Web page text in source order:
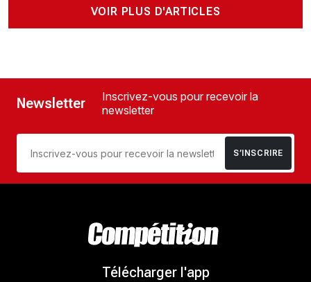
VOIR PLUS D'ARTICLES
Newsletter
Inscrivez-vous pour recevoir la
newsletter
S’INSCRIRE
Télécharger l'app